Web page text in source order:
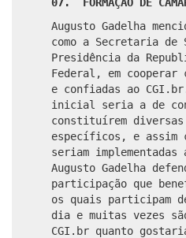
Augusto Gadelha
como a Secretaria de
Presidência da
Federal, em
e confiadas ao
inicial seria a de
constituírem diversas
específicos, e assim
seriam
Augusto Gadelha
participação que
os quais participam
dia e muitas vezes
CGI.br quanto